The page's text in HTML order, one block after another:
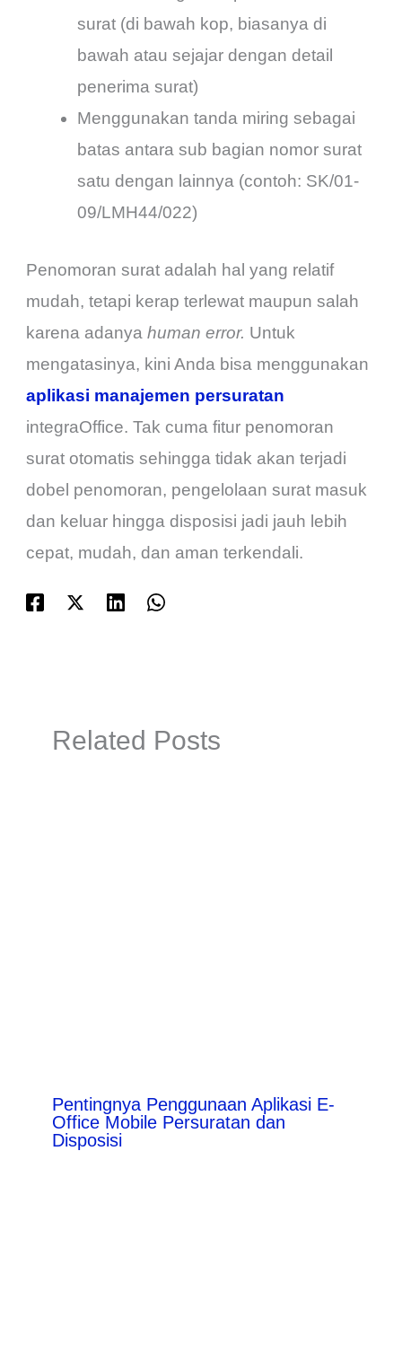
surat (di bawah kop, biasanya di
bawah atau sejajar dengan detail
penerima surat)
Menggunakan tanda miring sebagai
batas antara sub bagian nomor surat
satu dengan lainnya (contoh: SK/01-
09/LMH44/022)
Penomoran surat adalah hal yang relatif
mudah, tetapi kerap terlewat maupun salah
karena adanyahuman error. Untuk
mengatasinya, kini Anda bisa menggunakan
aplikasi manajemen persuratan
integraOffice. Tak cuma fitur penomoran
surat otomatis sehingga tidak akan terjadi
dobel penomoran, pengelolaan surat masuk
dan keluar hingga disposisi jadi jauh lebih
cepat, mudah, dan aman terkendali.
Related Posts
Pentingnya Penggunaan Aplikasi E-
Office Mobile Persuratan dan
Disposisi